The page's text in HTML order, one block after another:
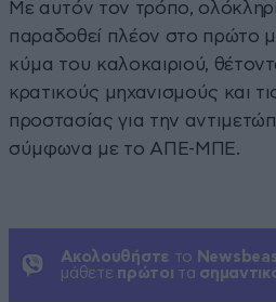
Με αυτόν τον τρόπο,
παραδοθεί πλέον στο πρώτο
κύμα του καλοκαιριού,
κρατικούς μηχανισμούς και
προστασίας για την
σύμφωνα με το ΑΠΕ-ΜΠΕ.
Ακολουθήστε το
μάθετε πρώτοι τα